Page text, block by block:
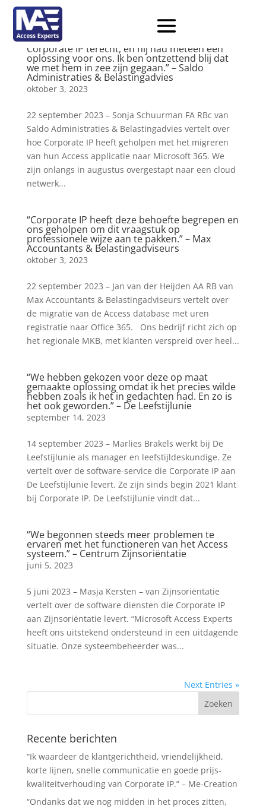
“Uiteindelijk kwam ik via Google bij Wouter van
Corporate IP terecht, en hij had meteen een
oplossing voor ons. Ik ben ontzettend blij dat
we met hem in zee zijn gegaan.” – Saldo
Administraties & Belastingadvies
oktober 3, 2023
22 september 2023 – Sonja Schuurman FA RBc van
Saldo Administraties & Belastingadvies vertelt over
hoe Corporate IP heeft geholpen met het migreren
van hun Access applicatie naar Microsoft 365. We
zijn onlangs in augustus overgestapt naar een cloud
netwerk...
“Corporate IP heeft deze behoefte begrepen en
ons geholpen om dit vraagstuk op
professionele wijze aan te pakken.” – Max
Accountants & Belastingadviseurs
oktober 3, 2023
22 september 2023 – Jan van der Heijden AA RB van
Max Accountants & Belastingadviseurs vertelt over
de migratie van de Access database met uren
registratie naar Office 365. Ons bedrijf richt zich op
het regionale MKB, met klanten verspreid over heel...
“We hebben gekozen voor deze op maat
gemaakte oplossing omdat ik het precies wilde
hebben zoals ik het in gedachten had. En zo is
het ook geworden.” – De Leefstijlunie
september 14, 2023
14 september 2023 – Marlies Brakels werkt bij De
Leefstijlunie als manager en leefstijldeskundige. Ze
vertelt over de software-service die Corporate IP aan
De Leefstijlunie levert. Ze zijn sinds begin 2021 klant
bij Corporate IP. De Leefstijlunie vindt dat...
“We begonnen steeds meer problemen te
ervaren met het functioneren van het Access
systeem.” – Centrum Zijnsoriëntatie
juni 5, 2023
5 juni 2023 – Masja Kersten – van Zijnsoriëntatie
vertelt over de software diensten die Corporate IP
aan Zijnsoriëntatie levert. “Microsoft Access Experts
heeft ons uitstekend ondersteund in een uitdagende
situatie. Onze systeembeheerder was...
Next Entries »
Recente berichten
“Ik waardeer de klantgerichtheid, vriendelijkheid,
korte lijnen, snelle communicatie en goede prijs-
kwaliteitverhouding van Corporate IP.” – Me-Creation
“Ondanks dat we nog midden in het proces zitten,